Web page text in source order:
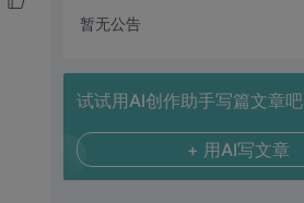
暂无公告
试试用AI创作助手写篇文章吧
+ 用AI写文章